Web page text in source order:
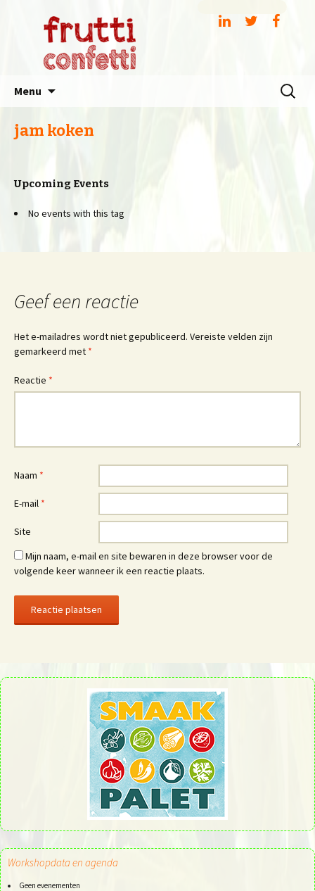
Menu
Zoeken
naar:
jam koken
Upcoming Events
No events with this tag
Geef een reactie
Het e-mailadres wordt niet gepubliceerd. Vereiste velden zijn
gemarkeerd met *
Reactie *
Naam *
E-mail *
Site
Mijn naam, e-mail en site bewaren in deze browser voor de
volgende keer wanneer ik een reactie plaats.
Workshopdata en agenda
Geen evenementen